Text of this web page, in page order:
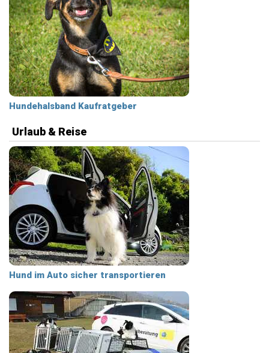
Hundehalsband Kaufratgeber
Urlaub & Reise
Hund im Auto sicher transportieren